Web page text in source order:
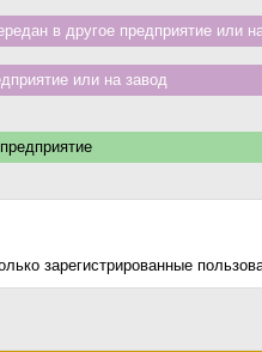
в другое предприятие или
или на завод
зарегистрированные